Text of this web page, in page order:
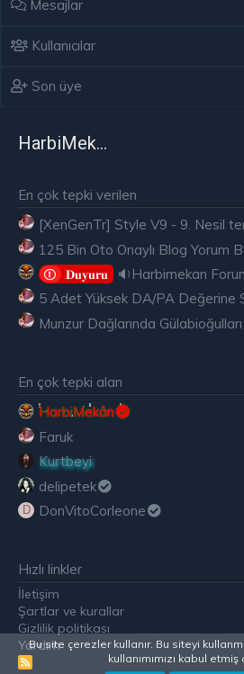
Mesajlar
Kullanıcılar
Son üye
HarbiMekân
En çok tepki verilen
[XenGenTr] Style V9 - 9. Nesil
𝐃𝐮𝐲𝐮𝐫𝐮
🔉Harbimekan
En çok tepki alan
HarbiMekân
Faruk
Kurtbeyi
delipetek
D DonVitoCorleone
Hızlı linkler
İletişim
Şartlar ve kurallar
Gizlilik politikası
Yardım
R
Bu site çerezler kullanır. Bu siteyi
kullanımımızı kabul